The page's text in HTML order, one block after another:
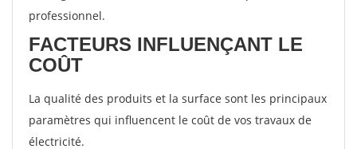
professionnel.
FACTEURS INFLUENÇANT LE
COÛT
La qualité des produits et la surface sont les principaux
paramètres qui influencent le coût de vos travaux de
électricité.